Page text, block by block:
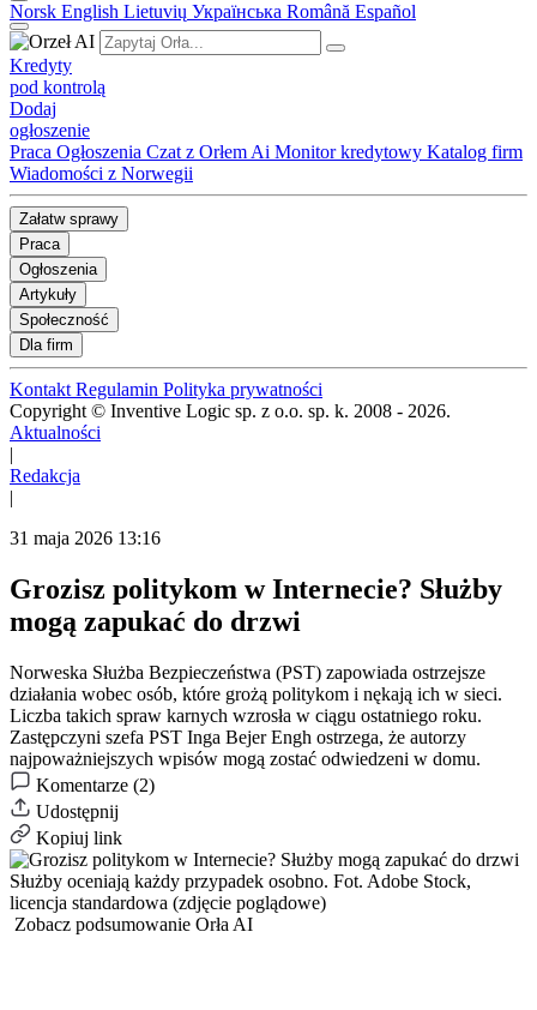
Norsk English Lietuvių Українська Română Español
Kredyty
pod kontrolą
Dodaj
ogłoszenie
Praca Ogłoszenia Czat z Orłem Ai Monitor kredytowy Katalog firm
Wiadomości z Norwegii
Załatw sprawy
Praca
Ogłoszenia
Artykuły
Społeczność
Dla firm
Kontakt Regulamin Polityka prywatności
Copyright © Inventive Logic sp. z o.o. sp. k. 2008 - 2026.
Aktualności
|
Redakcja
|
31 maja 2026 13:16
Grozisz politykom w Internecie? Służby
mogą zapukać do drzwi
Norweska Służba Bezpieczeństwa (PST) zapowiada ostrzejsze
działania wobec osób, które grożą politykom i nękają ich w sieci.
Liczba takich spraw karnych wzrosła w ciągu ostatniego roku.
Zastępczyni szefa PST Inga Bejer Engh ostrzega, że autorzy
najpoważniejszych wpisów mogą zostać odwiedzeni w domu.
Komentarze (2)
Udostępnij
Kopiuj link
Służby oceniają każdy przypadek osobno. Fot. Adobe Stock,
licencja standardowa (zdjęcie poglądowe)
Zobacz podsumowanie Orła AI